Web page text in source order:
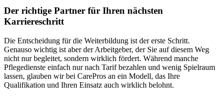
Der richtige Partner für Ihren nächsten
Karriereschritt
Die Entscheidung für die Weiterbildung ist der erste Schritt.
Genauso wichtig ist aber der Arbeitgeber, der Sie auf diesem Weg
nicht nur begleitet, sondern wirklich fördert. Während manche
Pflegedienste einfach nur nach Tarif bezahlen und wenig Spielraum
lassen, glauben wir bei CarePros an ein Modell, das Ihre
Qualifikation und Ihren Einsatz auch wirklich belohnt.